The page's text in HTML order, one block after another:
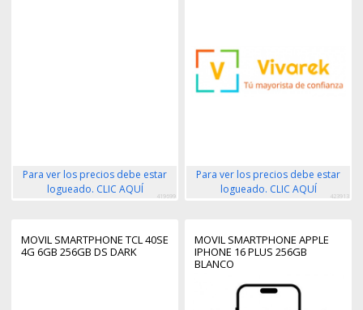
Para ver los precios debe estar
logueado. CLIC AQUÍ
419699
Para ver los precios debe estar
logueado. CLIC AQUÍ
423913
MOVIL SMARTPHONE TCL 40SE
4G 6GB 256GB DS DARK
MOVIL SMARTPHONE APPLE
IPHONE 16 PLUS 256GB
BLANCO